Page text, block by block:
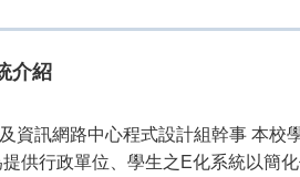
介紹
資訊網路中心程式設計組幹事 本
供行政單位、學生之E化系統以